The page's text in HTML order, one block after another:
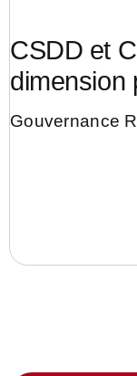
CSDD et
dimension
Gouvernance